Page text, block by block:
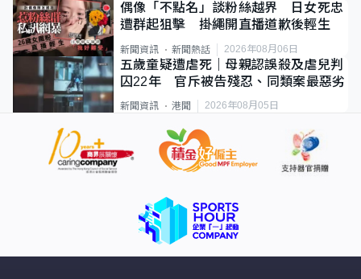
偶像「不點名」談粉絲越界 日女死忠
遭群起狙擊 掛繩開直播道歉後輕生
新聞資訊 新聞熱話 2026年08月06日
五歲童疑遭虐死｜母親認誤殺及虐兒判
囚22年 官斥被告殘忍、同類案最惡劣
新聞資訊 港聞 2026年08月05日